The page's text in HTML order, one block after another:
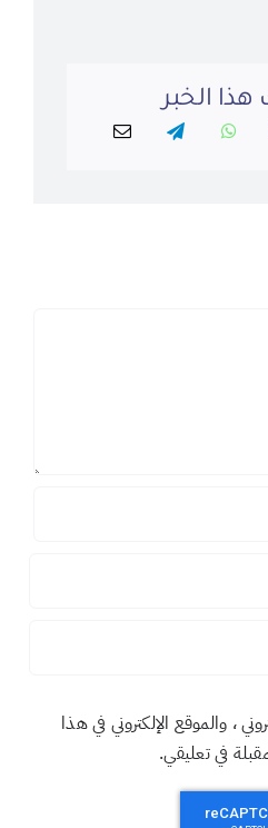
الخبر
، والموقع الإلكتروني في هذا
في تعليقي.